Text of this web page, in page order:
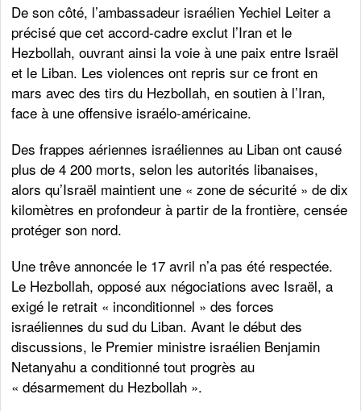
De son côté, l’ambassadeur israélien Yechiel Leiter a
précisé que cet accord-cadre exclut l’Iran et le
Hezbollah, ouvrant ainsi la voie à une paix entre Israël
et le Liban. Les violences ont repris sur ce front en
mars avec des tirs du Hezbollah, en soutien à l’Iran,
face à une offensive israélo-américaine.
Des frappes aériennes israéliennes au Liban ont causé
plus de 4 200 morts, selon les autorités libanaises,
alors qu’Israël maintient une « zone de sécurité » de dix
kilomètres en profondeur à partir de la frontière, censée
protéger son nord.
Une trêve annoncée le 17 avril n’a pas été respectée.
Le Hezbollah, opposé aux négociations avec Israël, a
exigé le retrait « inconditionnel » des forces
israéliennes du sud du Liban. Avant le début des
discussions, le Premier ministre israélien Benjamin
Netanyahu a conditionné tout progrès au
« désarmement du Hezbollah ».